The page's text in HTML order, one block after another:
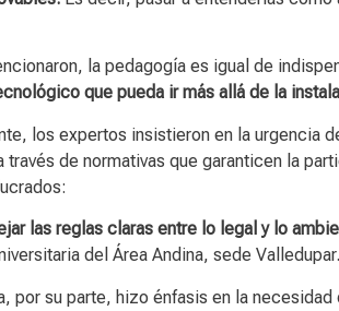
la pedagogía es igual de
que pueda ir más allá de la
los expertos insistieron en la urgencia
través de normativas que garanticen la
las reglas claras entre lo legal y lo
del Área Andina, sede Valledupar.
por su parte, hizo énfasis en la